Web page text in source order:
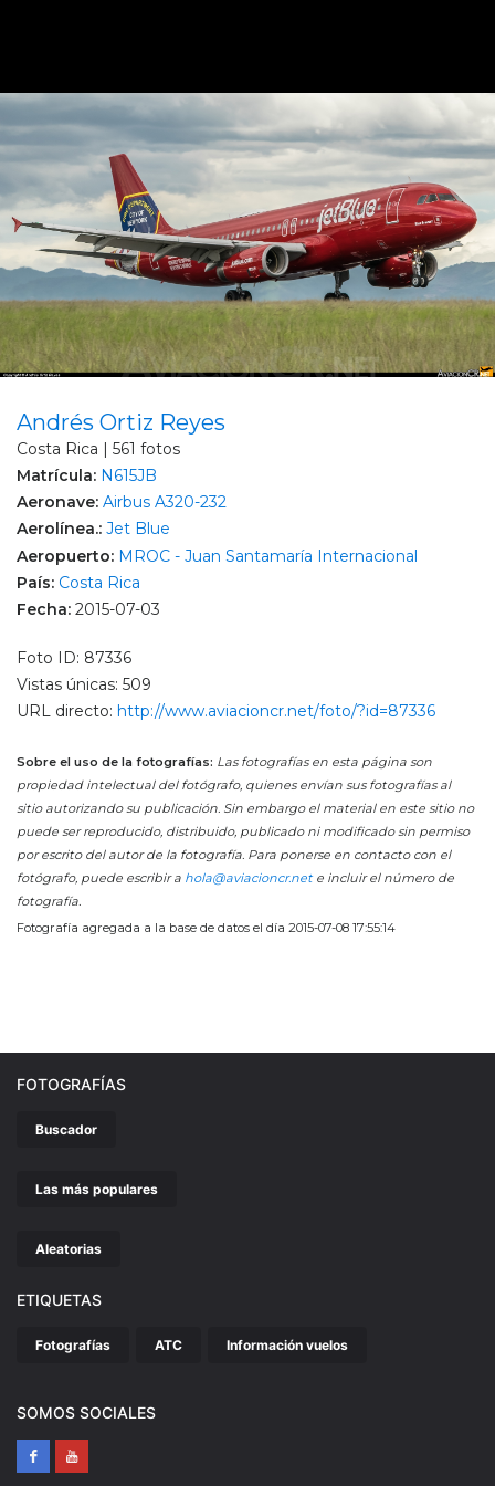
Andrés Ortiz Reyes
Costa Rica | 561 fotos
Matrícula: N615JB
Aeronave: Airbus A320-232
Aerolínea.: Jet Blue
Aeropuerto: MROC - Juan Santamaría Internacional
País: Costa Rica
Fecha: 2015-07-03
Foto ID: 87336
Vistas únicas: 509
URL directo: http://www.aviacioncr.net/foto/?id=87336
Sobre el uso de la fotografías: Las fotografías en esta página son
propiedad intelectual del fotógrafo, quienes envían sus fotografías al
sitio autorizando su publicación. Sin embargo el material en este sitio no
puede ser reproducido, distribuido, publicado ni modificado sin permiso
por escrito del autor de la fotografía. Para ponerse en contacto con el
fotógrafo, puede escribir a hola@aviacioncr.nete incluir el número de
fotografía.
Fotografía agregada a la base de datos el día 2015-07-08 17:55:14
FOTOGRAFÍAS
Buscador
Las más populares
Aleatorias
ETIQUETAS
Fotografías ATC Información vuelos
SOMOS SOCIALES